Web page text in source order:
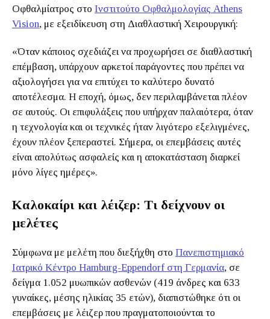
Οφθαλμίατρος στο Ινστιτούτο Οφθαλμολογίας Athens
Vision, με εξειδίκευση στη Διαθλαστική Χειρουργική:
«Όταν κάποιος σχεδιάζει να προχωρήσει σε διαθλαστική
επέμβαση, υπάρχουν αρκετοί παράγοντες που πρέπει να
αξιολογήσει για να επιτύχει το καλύτερο δυνατό
αποτέλεσμα. Η εποχή, όμως, δεν περιλαμβάνεται πλέον
σε αυτούς. Οι επιφυλάξεις που υπήρχαν παλαιότερα, όταν
η τεχνολογία και οι τεχνικές ήταν λιγότερο εξελιγμένες,
έχουν πλέον ξεπεραστεί. Σήμερα, οι επεμβάσεις αυτές
είναι απολύτως ασφαλείς και η αποκατάσταση διαρκεί
μόνο λίγες ημέρες».
Καλοκαίρι και λέιζερ: Τι δείχνουν οι
μελέτες
Σύμφωνα με μελέτη που διεξήχθη στο Πανεπιστημιακό
Ιατρικό Κέντρο Hamburg-Eppendorf στη Γερμανία, σε
δείγμα 1.052 μυωπικών ασθενών (419 άνδρες και 633
γυναίκες, μέσης ηλικίας 35 ετών), διαπιστώθηκε ότι οι
επεμβάσεις με λέιζερ που πραγματοποιούνται το